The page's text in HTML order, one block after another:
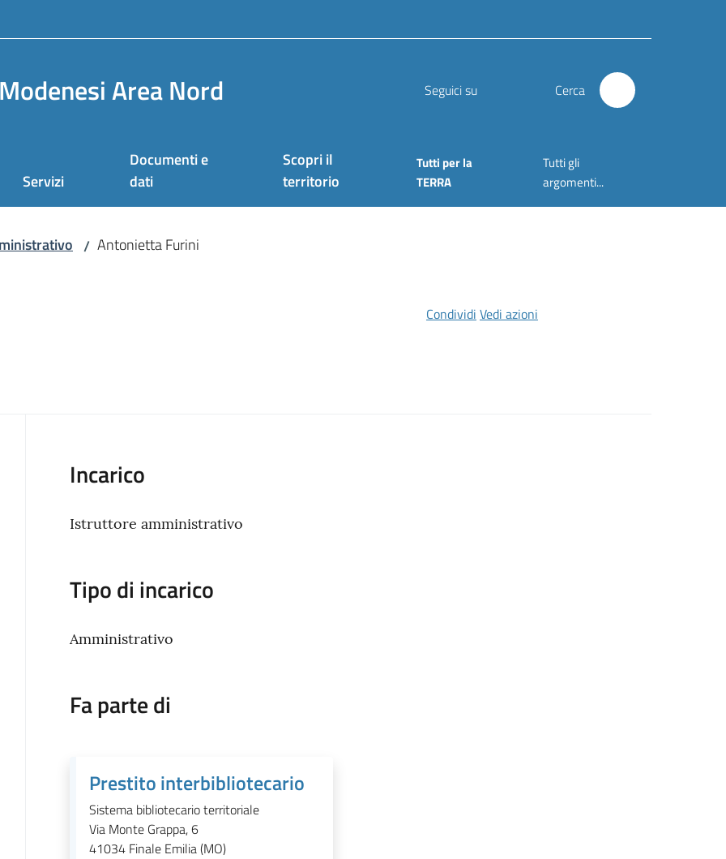
Area Nord Seguici su Cerca
Servizi
Documenti e
dati
Scopri il
territorio
Tutti per la
TERRA
Tutti gli
argomenti...
/ Antonietta Furini
Condividi Vedi azioni
Incarico
Istruttore amministrativo
Tipo di incarico
Amministrativo
Fa parte di
Prestito interbibliotecario
Sistema bibliotecario territoriale
Via Monte Grappa, 6
41034 Finale Emilia (MO)